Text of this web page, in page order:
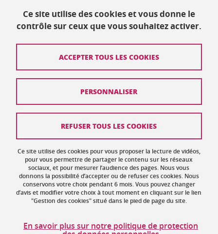
Publié le 14 mars 2019
Mis à jour le 15 avril 2019
Contact
Mentions légales
Données personnelles : politique de confidentialité
Gestion des cookies
Accessibilité : non conforme
Ce site utilise des cookies et vous donne le
contrôle sur ceux que vous souhaitez activer.
Ce site utilise des cookies pour vous proposer la lecture de vidéos,
pour vous permettre de partager le contenu sur les réseaux
sociaux, et pour mesurer l’audience des pages. Nous vous
donnons la possibilité d’accepter ou de refuser ces cookies. Nous
conservons votre choix pendant 6 mois. Vous pouvez changer
d’avis et modifier votre choix à tout moment en cliquant sur le lien
"Gestion des cookies" situé dans le pied de page du site.
En savoir plus sur notre politique de protection
ACCEPTER TOUS LES COOKIES
REFUSER TOUS LES COOKIES
PERSONNALISER